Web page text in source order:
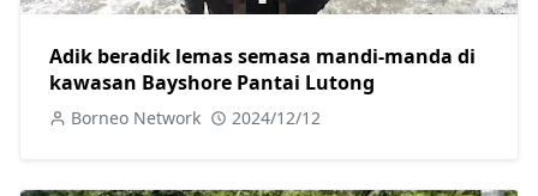
Adik beradik lemas semasa mandi-manda di
kawasan Bayshore Pantai Lutong
Borneo Network 2024/12/12